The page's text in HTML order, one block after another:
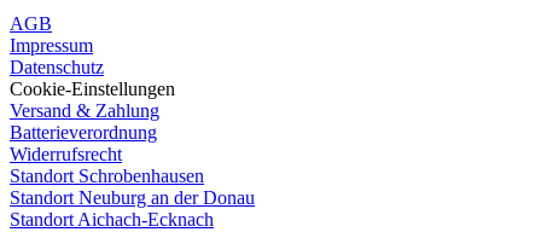
AGB
Impressum
Datenschutz
Cookie-Einstellungen
Versand & Zahlung
Batterieverordnung
Widerrufsrecht
Standort Schrobenhausen
Standort Neuburg an der Donau
Standort Aichach-Ecknach